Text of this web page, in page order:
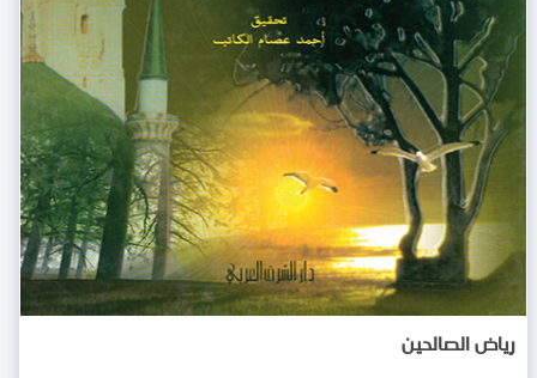
رياض الصالحين